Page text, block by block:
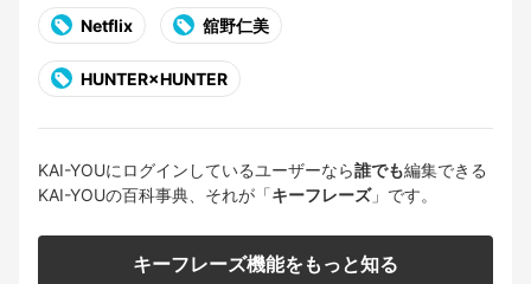
Netflix 舘野仁美
HUNTER×HUNTER
KAI-YOUにログインしているユーザーなら誰でも編集できる
KAI-YOUの百科事典、それが「キーフレーズ」です。
キーフレーズ機能をもっと知る